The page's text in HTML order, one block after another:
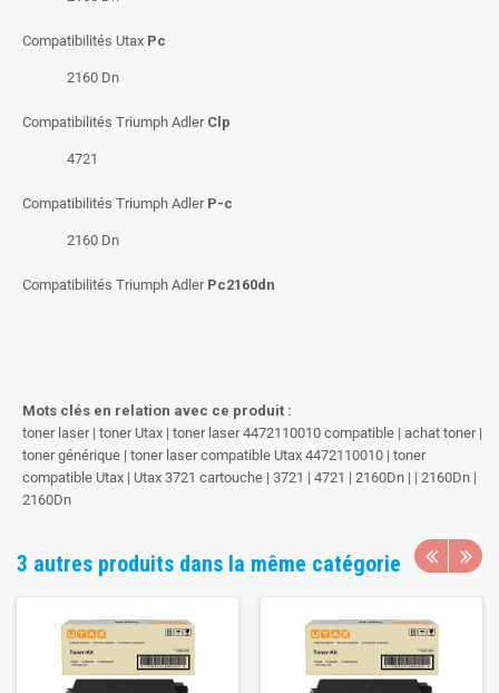
Compatibilités Utax Pc
2160 Dn
Compatibilités Triumph Adler Clp
4721
Compatibilités Triumph Adler P-c
2160 Dn
Compatibilités Triumph Adler Pc2160dn
Mots clés en relation avec ce produit :
toner laser | toner Utax | toner laser 4472110010 compatible | achat toner |
toner générique | toner laser compatible Utax 4472110010 | toner
compatible Utax | Utax 3721 cartouche | 3721 | 4721 | 2160Dn | | 2160Dn |
2160Dn
3 autres produits dans la même catégorie